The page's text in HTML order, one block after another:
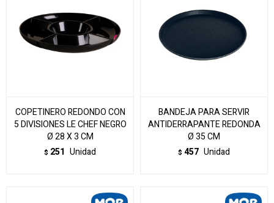
COPETINERO REDONDO CON
5 DIVISIONES LE CHEF NEGRO
Ø 28 X 3 CM
$ 251 Unidad
BANDEJA PARA SERVIR
ANTIDERRAPANTE REDONDA
Ø 35 CM
$ 457 Unidad